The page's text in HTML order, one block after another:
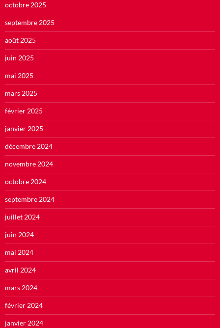
octobre 2025
septembre 2025
août 2025
juin 2025
mai 2025
mars 2025
février 2025
janvier 2025
décembre 2024
novembre 2024
octobre 2024
septembre 2024
juillet 2024
juin 2024
mai 2024
avril 2024
mars 2024
février 2024
janvier 2024